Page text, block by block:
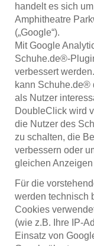
handelt es sich
Amphitheatre
(„Google“).
Mit Google
Schuhe.de®-
verbessert
kann Schuhe.de®
als Nutzer
DoubleClick wird
die Nutzer des
zu schalten, die
verbessern oder
gleichen
Für die
werden technisch
Cookies
(wie z.B. Ihre IP-
Einsatz von